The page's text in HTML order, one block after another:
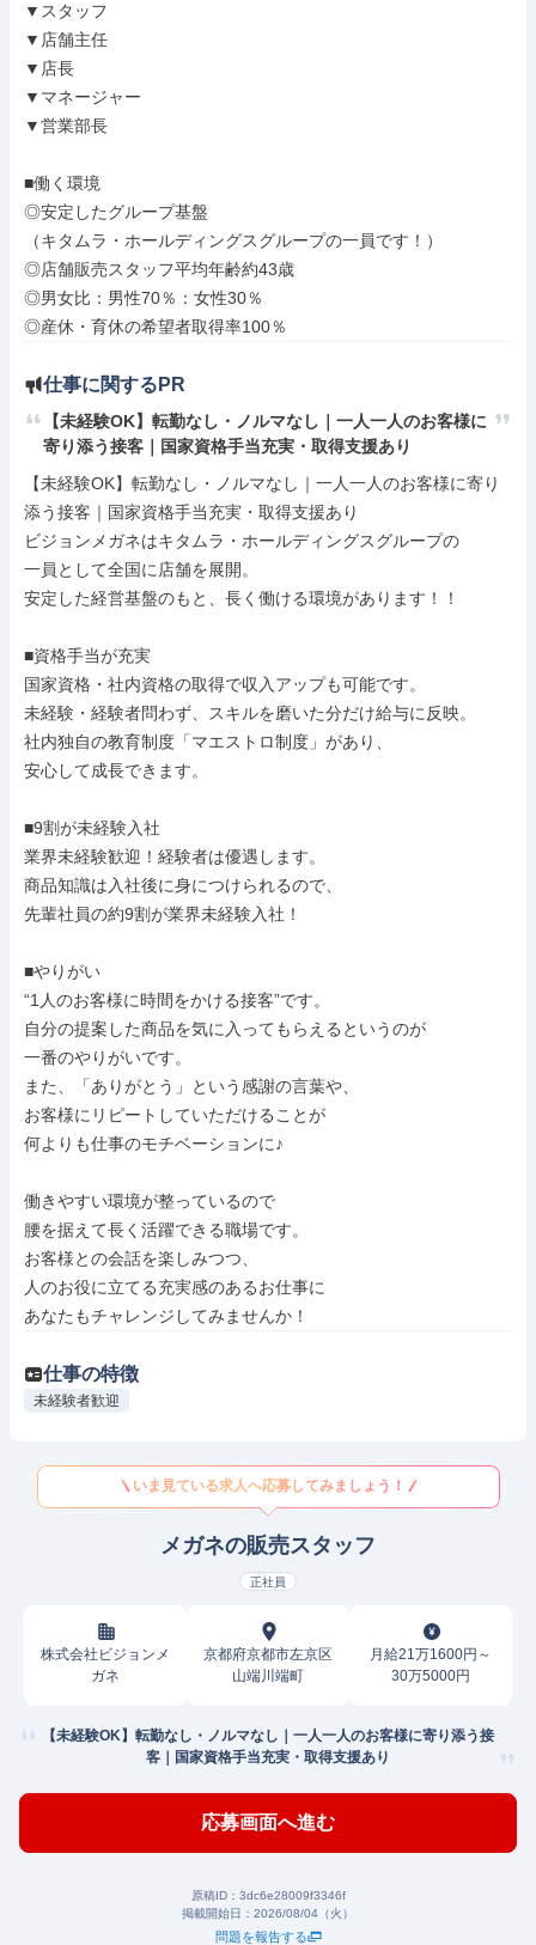
▼スタッフ
▼店舗主任
▼店長
▼マネージャー
▼営業部長
■働く環境
◎安定したグループ基盤
（キタムラ・ホールディングスグループの一員です！）
◎店舗販売スタッフ平均年齢約43歳
◎男女比：男性70％：女性30％
◎産休・育休の希望者取得率100％
仕事に関するPR
【未経験OK】転勤なし・ノルマなし｜一人一人のお客様に
寄り添う接客｜国家資格手当充実・取得支援あり
【未経験OK】転勤なし・ノルマなし｜一人一人のお客様に寄り
添う接客｜国家資格手当充実・取得支援あり
ビジョンメガネはキタムラ・ホールディングスグループの
一員として全国に店舗を展開。
安定した経営基盤のもと、長く働ける環境があります！！
■資格手当が充実
国家資格・社内資格の取得で収入アップも可能です。
未経験・経験者問わず、スキルを磨いた分だけ給与に反映。
社内独自の教育制度「マエストロ制度」があり、
安心して成長できます。
■9割が未経験入社
業界未経験歓迎！経験者は優遇します。
商品知識は入社後に身につけられるので、
先輩社員の約9割が業界未経験入社！
■やりがい
“1人のお客様に時間をかける接客”です。
自分の提案した商品を気に入ってもらえるというのが
一番のやりがいです。
また、「ありがとう」という感謝の言葉や、
お客様にリピートしていただけることが
何よりも仕事のモチベーションに♪
働きやすい環境が整っているので
腰を据えて長く活躍できる職場です。
お客様との会話を楽しみつつ、
人のお役に立てる充実感のあるお仕事に
あなたもチャレンジしてみませんか！
仕事の特徴
未経験者歓迎
いま見ている求人へ応募してみましょう！
メガネの販売スタッフ
正社員
株式会社ビジョンメ
ガネ
京都府京都市左京区
山端川端町
月給21万1600円～
30万5000円
【未経験OK】転勤なし・ノルマなし｜一人一人のお客様に寄り添う接
客｜国家資格手当充実・取得支援あり
応募画面へ進む
原稿ID： 3dc6e28009f3346f
掲載開始日： 2026/08/04（火）
問題を報告する